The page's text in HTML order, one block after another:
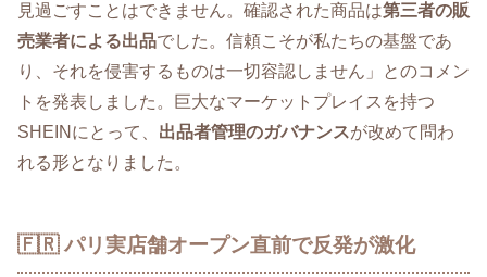
見過ごすことはできません。確認された商品は第三者の販
売業者による出品でした。信頼こそが私たちの基盤であ
り、それを侵害するものは一切容認しません」とのコメン
トを発表しました。巨大なマーケットプレイスを持つ
SHEINにとって、 出品者管理のガバナンスが改めて問わ
れる形となりました。
🇫🇷 パリ実店舗オープン直前で反発が激化